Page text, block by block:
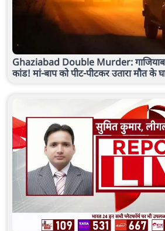
Ghaziabad Double Murder:
कांड! मां-बाप को पीट-पीटकर उतारा मौत के